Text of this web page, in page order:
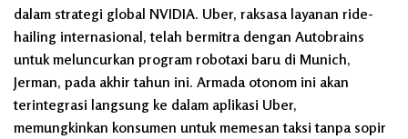
dalam strategi global NVIDIA. Uber, raksasa layanan ride-
hailing internasional, telah bermitra dengan Autobrains
untuk meluncurkan program robotaxi baru di Munich,
Jerman, pada akhir tahun ini. Armada otonom ini akan
terintegrasi langsung ke dalam aplikasi Uber,
memungkinkan konsumen untuk memesan taksi tanpa sopir